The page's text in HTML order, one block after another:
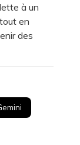
à un
en
des